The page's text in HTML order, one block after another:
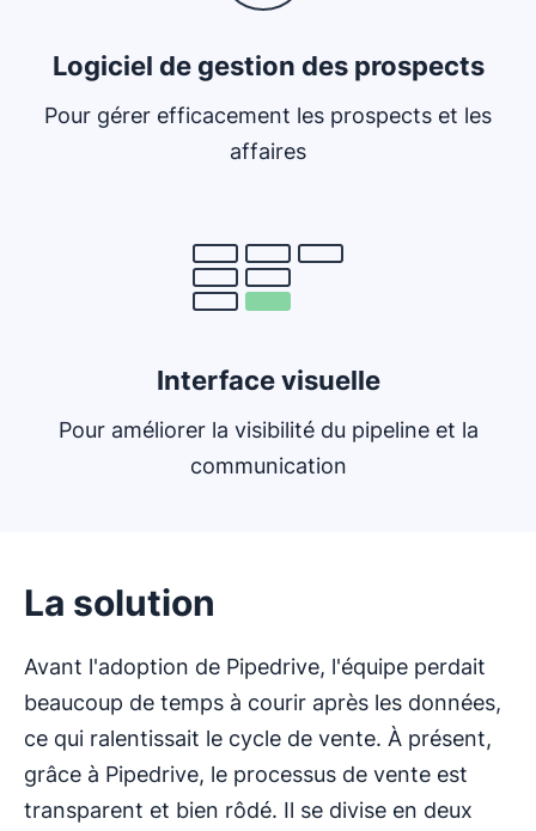
Logiciel de gestion des prospects
Pour gérer efficacement les prospects et les
affaires
Interface visuelle
Pour améliorer la visibilité du pipeline et la
communication
La solution
Avant l'adoption de Pipedrive, l'équipe perdait
beaucoup de temps à courir après les données,
ce qui ralentissait le cycle de vente. À présent,
grâce à Pipedrive, le processus de vente est
transparent et bien rôdé. Il se divise en deux